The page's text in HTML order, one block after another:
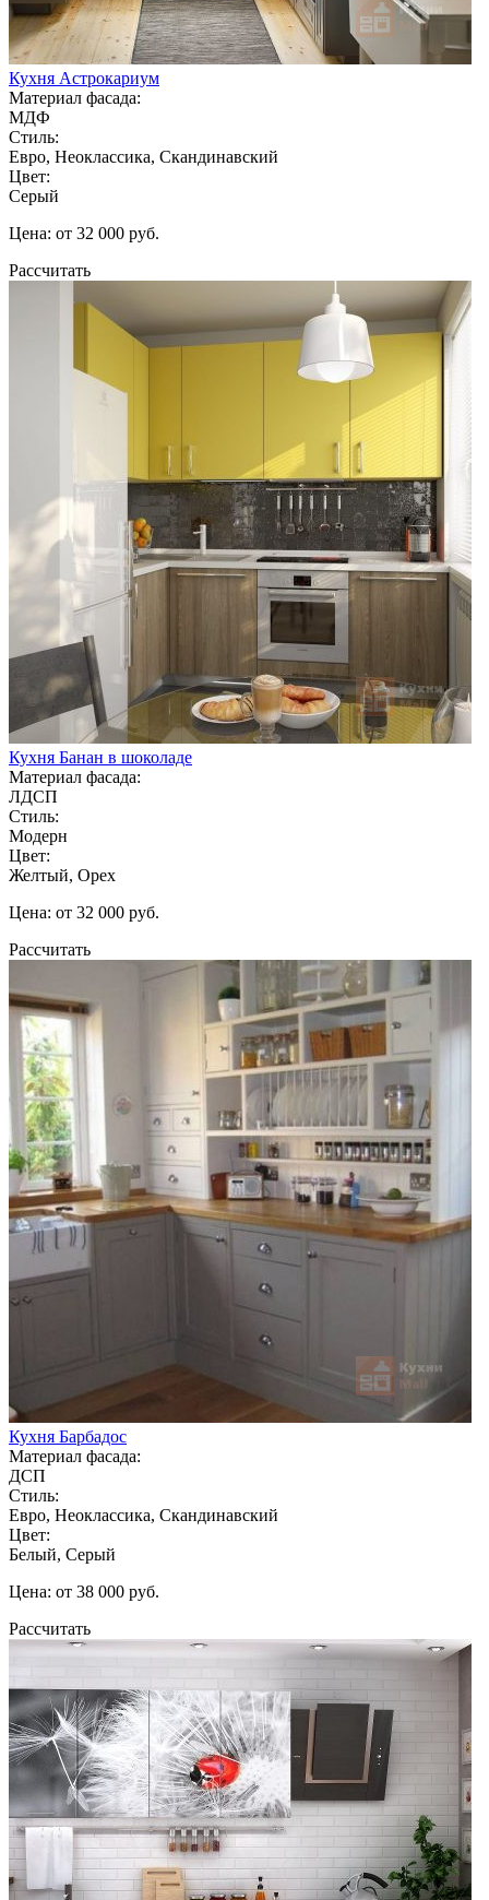
Кухня Астрокариум
Материал фасада:
МДФ
Стиль:
Евро, Неоклассика, Скандинавский
Цвет:
Серый
Цена: от 32 000 руб.
Рассчитать
Кухня Банан в шоколаде
Материал фасада:
ЛДСП
Стиль:
Модерн
Цвет:
Желтый, Орех
Цена: от 32 000 руб.
Рассчитать
Кухня Барбадос
Материал фасада:
ДСП
Стиль:
Евро, Неоклассика, Скандинавский
Цвет:
Белый, Серый
Цена: от 38 000 руб.
Рассчитать